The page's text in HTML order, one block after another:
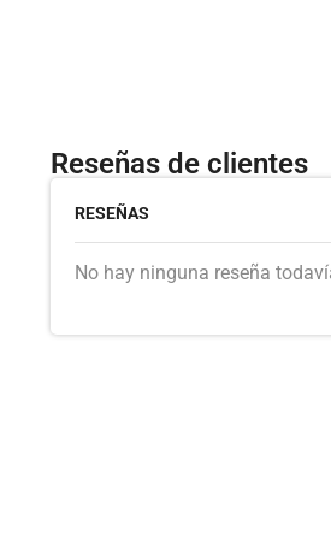
Reseñas de clientes
RESEÑAS
No hay ninguna reseña